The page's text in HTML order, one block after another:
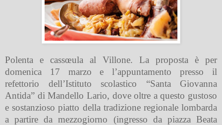
Polenta e cassœula al Villone. La proposta è per
domenica 17 marzo e l’appuntamento presso il
refettorio dell’Istituto scolastico “Santa Giovanna
Antida” di Mandello Lario, dove oltre a questo gustoso
e sostanzioso piatto della tradizione regionale lombarda
a partire da mezzogiorno (ingresso da piazza Beata